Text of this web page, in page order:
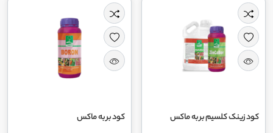
کود زینک کلسیم بر به ماکس کود بر به ماکس